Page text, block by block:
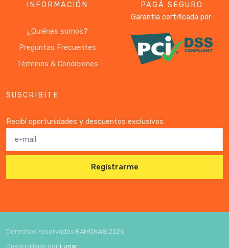
INFORMACIÓN
¿Quiénes somos?
Preguntas Frecuentes
Términos & Condiciones
PAGÁ SEGURO
Garantía certificada por:
SUSCRIBITE
Recibí oportunidades y descuentos exclusivos
Registrarme
Derechos reservados RAMONA® 2026
Desarrollado por Lunar